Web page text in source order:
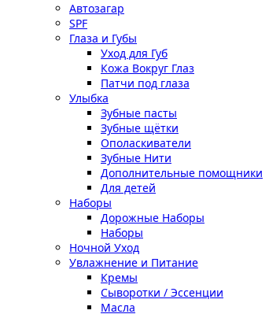
Автозагар
SPF
Глаза и Губы
Уход для Губ
Кожа Вокруг Глаз
Патчи под глаза
Улыбка
Зубные пасты
Зубные щётки
Ополаскиватели
Зубные Нити
Дополнительные помощники
Для детей
Наборы
Дорожные Наборы
Наборы
Ночной Уход
Увлажнение и Питание
Кремы
Сыворотки / Эссенции
Масла